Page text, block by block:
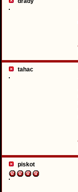
tahac
piskot